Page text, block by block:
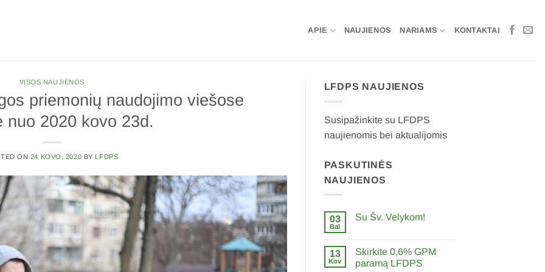
APIE NAUJIENOS NARIAMS KONTAKTAI
VISOS NAUJIENOS
priemonių naudojimo viešose
nuo 2020 kovo 23d.
ON 24 KOVO, 2020 BY LFDPS
LFDPS NAUJIENOS
Susipažinkite su LFDPS
naujienomis bei aktualijomis
PASKUTINĖS
NAUJIENOS
03
Bal
Su Šv. Velykom!
Su
Šv.
Velykom!
13
Kov
Skirkite 0,6% GPM
paramą LFDPS